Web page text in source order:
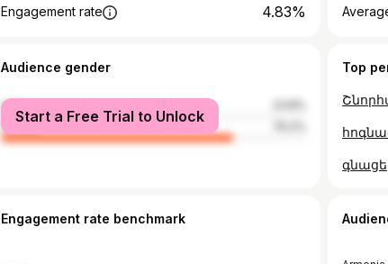
Engagement rate 4.83%
Audience gender
male
female
Start a Free Trial to Unlock
Top
Engagement rate benchmark